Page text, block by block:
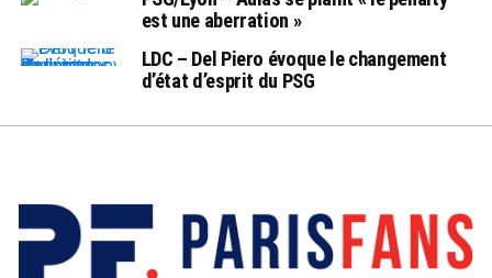
est une aberration »
LDC – Del Piero évoque le changement
d’état d’esprit du PSG